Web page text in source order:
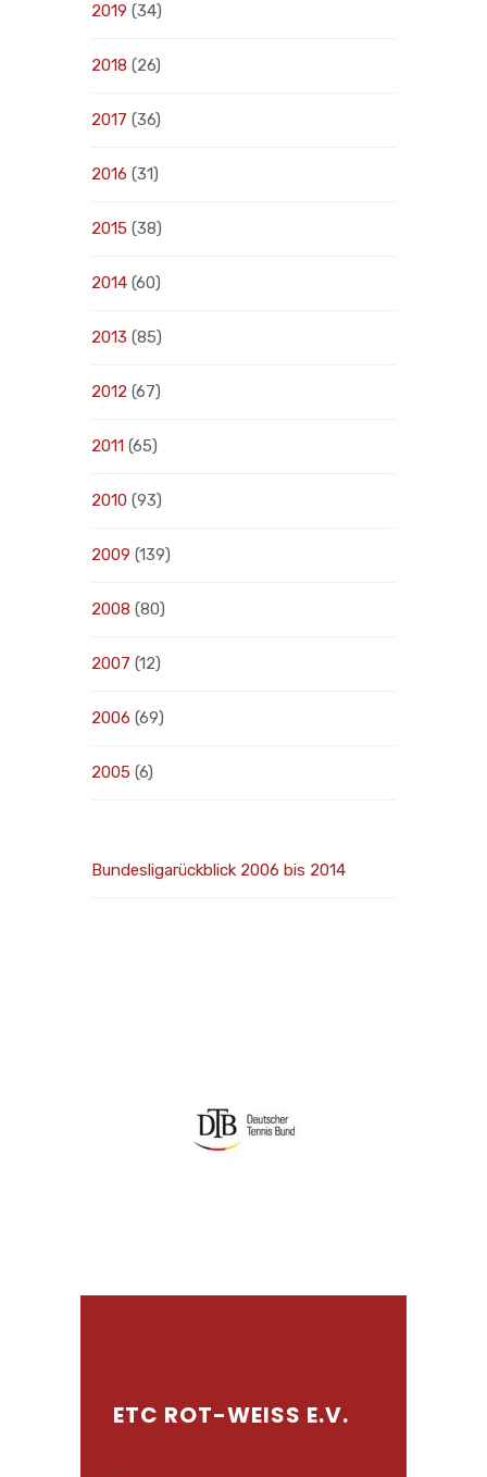
2019 (34)
2018 (26)
2017 (36)
2016 (31)
2015 (38)
2014 (60)
2013 (85)
2012 (67)
2011 (65)
2010 (93)
2009 (139)
2008 (80)
2007 (12)
2006 (69)
2005 (6)
Bundesligarückblick 2006 bis 2014
ETC ROT-WEISS E.V.